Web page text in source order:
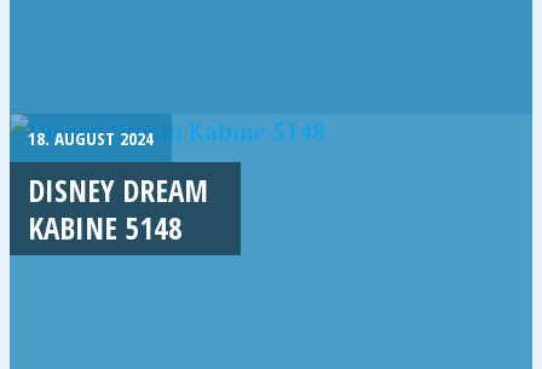
18. AUGUST 2024
DISNEY DREAM
KABINE 5148